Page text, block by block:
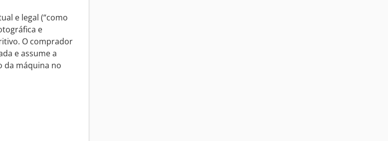
e legal (“como
e
O comprador
e assume a
da máquina no